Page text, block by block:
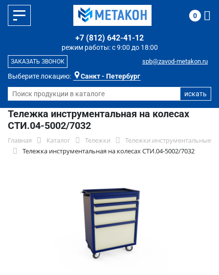
Выберите локацию: Санкт - Петербург
режим работы: с 9:00 до 18:00
+7 (812) 642-41-12
spb@zavod-metakon.ru
ЗАКАЗАТЬ ЗВОНОК
0
Тележка инструментальная на колесах
СТИ.04-5002/7032
Главная Каталог Тележки
Тележки инструментальные
Тележка инструментальная на колесах СТИ.04-5002/7032